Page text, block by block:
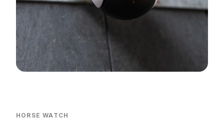
HORSE WATCH